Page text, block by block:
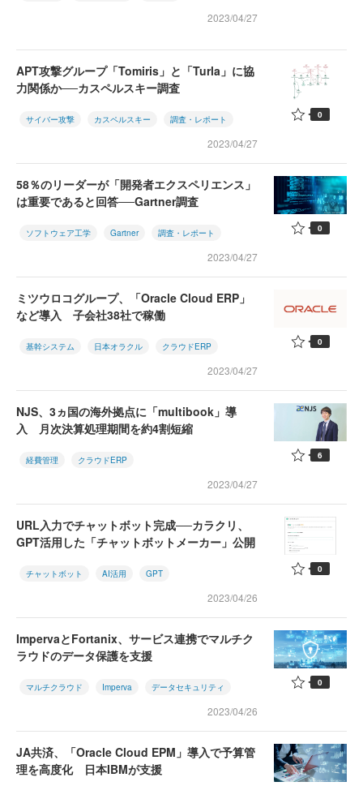
2023/04/27
APT攻撃グループ「Tomiris」と「Turla」に協
力関係か──カスペルスキー調査
サイバー攻撃 カスペルスキー 調査・レポート
2023/04/27
0
58％のリーダーが「開発者エクスペリエンス」
は重要であると回答──Gartner調査
ソフトウェア工学 Gartner 調査・レポート
2023/04/27
0
ミツウロコグループ、「Oracle Cloud ERP」
など導入 子会社38社で稼働
基幹システム 日本オラクル クラウドERP
2023/04/27
0
NJS、3ヵ国の海外拠点に「multibook」導
入 月次決算処理期間を約4割短縮
経費管理 クラウドERP
2023/04/27
6
URL入力でチャットボット完成──カラクリ、
GPT活用した「チャットボットメーカー」公開
チャットボット AI活用 GPT
2023/04/26
0
ImpervaとFortanix、サービス連携でマルチク
ラウドのデータ保護を支援
マルチクラウド Imperva データセキュリティ
2023/04/26
0
JA共済、「Oracle Cloud EPM」導入で予算管
理を高度化 日本IBMが支援